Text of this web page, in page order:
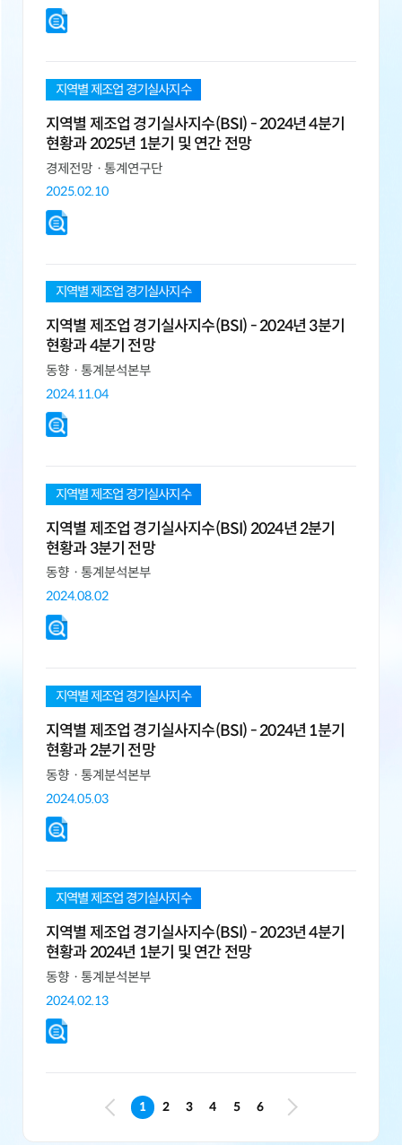
지역별 제조업 경기실사지수
지역별 제조업 경기실사지수(BSI) - 2024년 4분기
현황과 2025년 1분기 및 연간 전망
경제전망ㆍ통계연구단
2025.02.10
지역별 제조업 경기실사지수
지역별 제조업 경기실사지수(BSI) - 2024년 3분기
현황과 4분기 전망
동향ㆍ통계분석본부
2024.11.04
지역별 제조업 경기실사지수
지역별 제조업 경기실사지수(BSI) 2024년 2분기
현황과 3분기 전망
동향ㆍ통계분석본부
2024.08.02
지역별 제조업 경기실사지수
지역별 제조업 경기실사지수(BSI) - 2024년 1분기
현황과 2분기 전망
동향ㆍ통계분석본부
2024.05.03
지역별 제조업 경기실사지수
지역별 제조업 경기실사지수(BSI) - 2023년 4분기
현황과 2024년 1분기 및 연간 전망
동향ㆍ통계분석본부
2024.02.13
1 2 3 4 5 6